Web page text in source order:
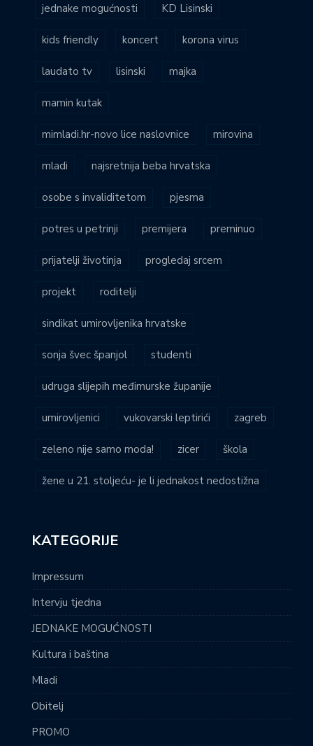
jednake mogućnosti KD Lisinski
kids friendly koncert korona virus
laudato tv lisinski majka
mamin kutak
mimladi.hr-novo lice naslovnice mirovina
mladi najsretnija beba hrvatska
osobe s invaliditetom pjesma
potres u petrinji premijera preminuo
prijatelji životinja progledaj srcem
projekt roditelji
sindikat umirovljenika hrvatske
sonja švec španjol studenti
udruga slijepih međimurske županije
umirovljenici vukovarski leptirići zagreb
zeleno nije samo moda! zicer škola
žene u 21. stoljeću- je li jednakost nedostižna
KATEGORIJE
Impressum
Intervju tjedna
JEDNAKE MOGUĆNOSTI
Kultura i baština
Mladi
Obitelj
PROMO